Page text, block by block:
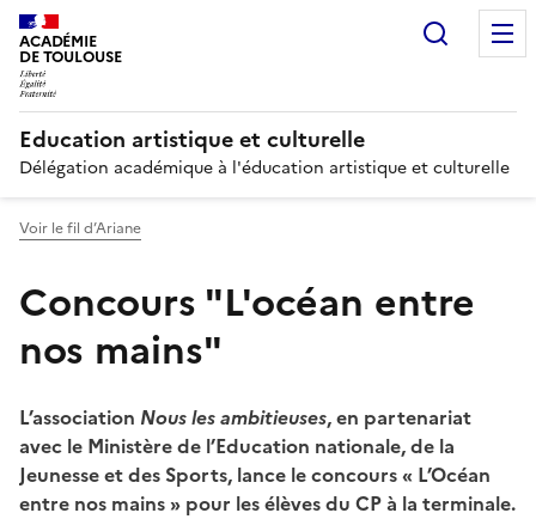
ACADÉMIE
DE TOULOUSE
Education artistique et culturelle
Délégation académique à l'éducation artistique et culturelle
Voir le fil d’Ariane
Concours "L'océan entre
nos mains"
L’association Nous les ambitieuses, en partenariat
avec le Ministère de l’Education nationale, de la
Jeunesse et des Sports, lance le concours « L’Océan
entre nos mains » pour les élèves du CP à la terminale.